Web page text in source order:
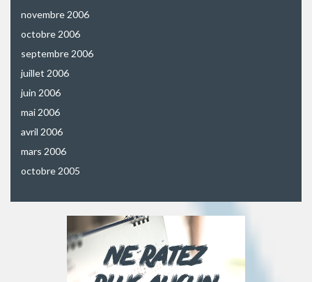
novembre 2006
octobre 2006
septembre 2006
juillet 2006
juin 2006
mai 2006
avril 2006
mars 2006
octobre 2005